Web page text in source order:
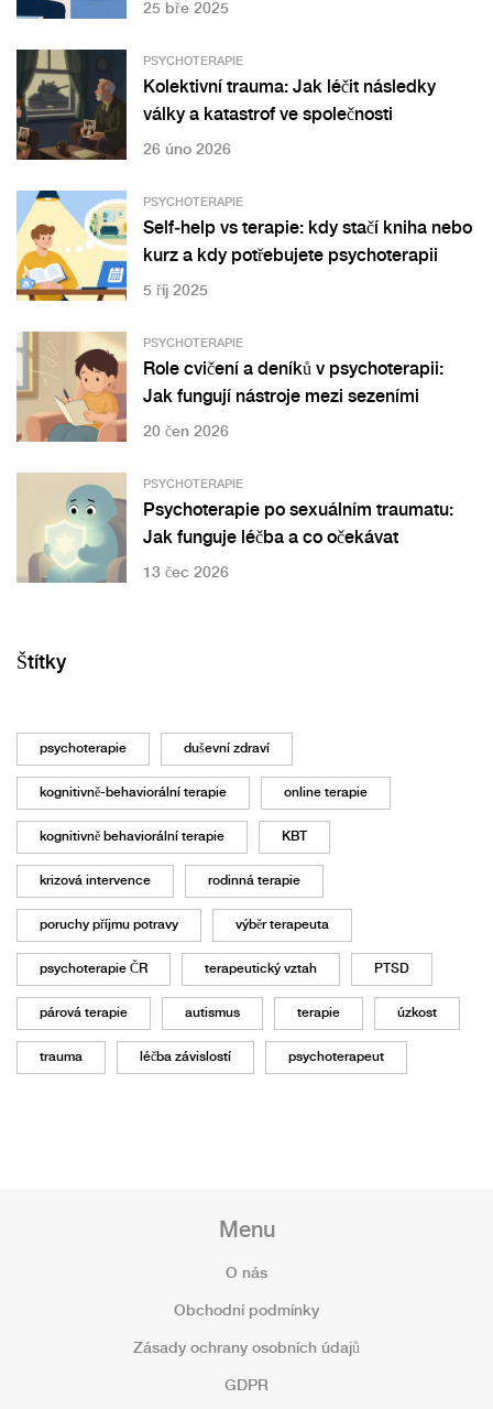
25 bře 2025
PSYCHOTERAPIE
Kolektivní trauma: Jak léčit následky
války a katastrof ve společnosti
26 úno 2026
PSYCHOTERAPIE
Self‑help vs terapie: kdy stačí kniha nebo
kurz a kdy potřebujete psychoterapii
5 říj 2025
PSYCHOTERAPIE
Role cvičení a deníků v psychoterapii:
Jak fungují nástroje mezi sezeními
20 čen 2026
PSYCHOTERAPIE
Psychoterapie po sexuálním traumatu:
Jak funguje léčba a co očekávat
13 čec 2026
Štítky
psychoterapie duševní zdraví
kognitivně-behaviorální terapie online terapie
kognitivně behaviorální terapie KBT
krizová intervence rodinná terapie
poruchy příjmu potravy výběr terapeuta
psychoterapie ČR terapeutický vztah PTSD
párová terapie autismus terapie úzkost
trauma léčba závislostí psychoterapeut
Menu
O nás
Obchodní podmínky
Zásady ochrany osobních údajů
GDPR